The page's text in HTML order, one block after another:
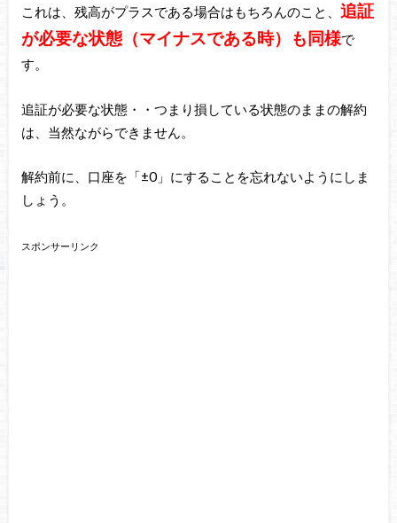
これは、残高がプラスである場合はもちろんのこと、 追証
が必要な状態（マイナスである時）も同様で
す。
追証が必要な状態・・つまり損している状態のままの解約
は、当然ながらできません。
解約前に、口座を「±0」にすることを忘れないようにしま
しょう。
スポンサーリンク